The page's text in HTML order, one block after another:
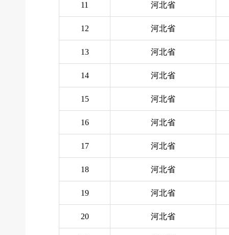
11 河北省
12 河北省
13 河北省
14 河北省
15 河北省
16 河北省
17 河北省
18 河北省
19 河北省
20 河北省